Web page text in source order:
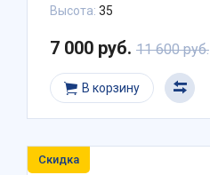
Высота: 35
7 000 руб. 11 600 руб.
В корзину
Скидка